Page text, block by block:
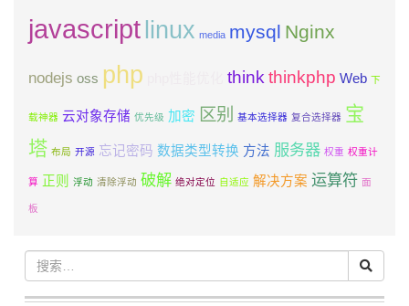
javascript linux media mysql Nginx
nodejs oss php think thinkphp Web 下
载神器 云对象存储 优先级 加密 区别 基本选择器 复合选择器 宝
塔 布局 开源 忘记密码 数据类型转换 方法 服务器 权重 权重计
算 正则 浮动 清除浮动 破解 绝对定位 自适应 解决方案 运算符 面
板